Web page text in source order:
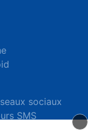
sociaux
SMS